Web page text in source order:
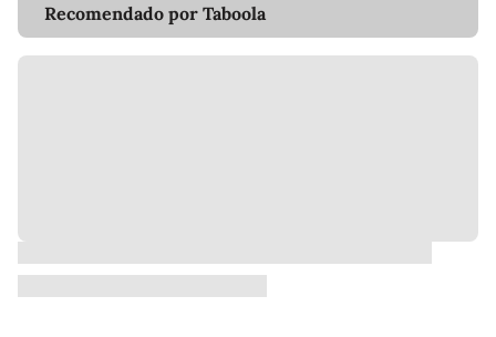
Recomendado por Taboola